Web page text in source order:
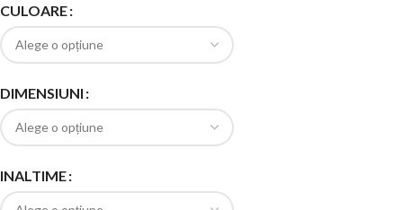
CULOARE
DIMENSIUNI
INALTIME